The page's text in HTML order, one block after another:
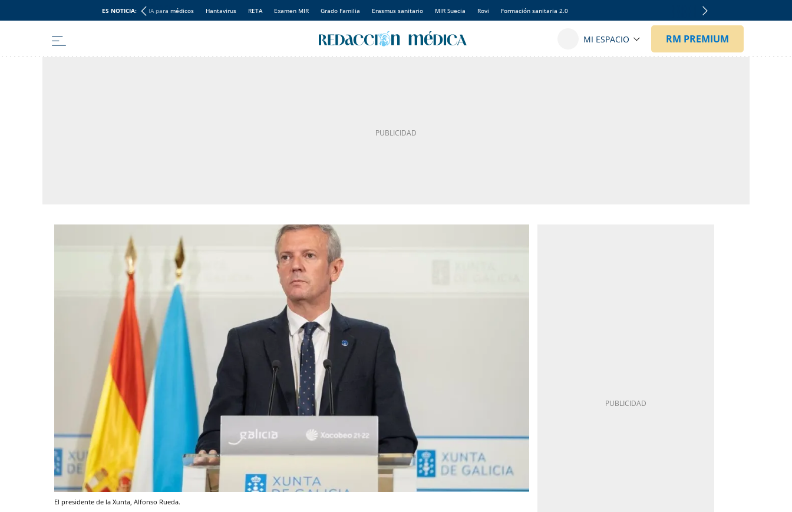
ES NOTICIA: IA para médicos Hantavirus RETA Examen MIR Grado Familia Erasmus sanitario MIR Suecia Rovi Formación sanitaria 2.0
El presidente de la Xunta, Alfonso Rueda.